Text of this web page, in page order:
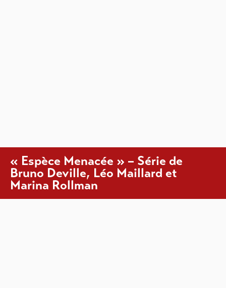
« Espèce Menacée » – Série de
Bruno Deville, Léo Maillard et
Marina Rollman